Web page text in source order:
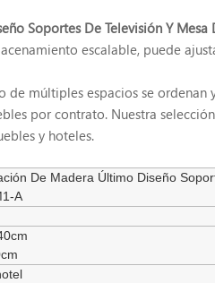
Soportes De Televisión Y Mesa
escalable, puede
de múltiples espacios se ordenan
por contrato. Nuestra
y hoteles.
De Madera Último Diseño
A